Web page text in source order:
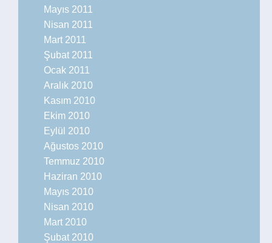
Mayıs 2011
Nisan 2011
Mart 2011
Şubat 2011
Ocak 2011
Aralık 2010
Kasım 2010
Ekim 2010
Eylül 2010
Ağustos 2010
Temmuz 2010
Haziran 2010
Mayıs 2010
Nisan 2010
Mart 2010
Şubat 2010